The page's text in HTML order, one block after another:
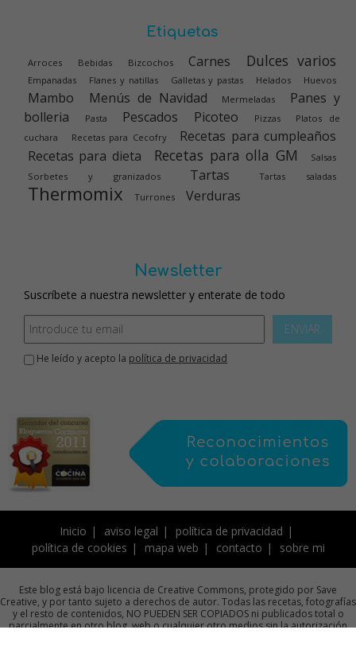
Etiquetas
Arroces Bebidas Bizcochos Carnes Dulces varios
Empanadas Flanes y natillas Galletas y pastas Helados Huevos
Mambo Menús de Navidad Mermeladas
Panes y
bolleria
Pasta Pescados Picoteo Pizzas
Platos de
cuchara
Recetas para Cecofry
Recetas para cumpleaños
Recetas para dieta
Recetas para olla GM
Salsas
Sorbetes y granizados
Tartas Tartas saladas
Thermomix Turrones Verduras
Newsletter
Suscríbete a nuestra newsletter y enterate de todo
ENVIAR
He leído y acepto la política de privacidad
Inicio aviso legal
política de privacidad
política de cookies
mapa web contacto sobre mi
Este blog está bajo licencia de Creative Commons, protegido por Save
Creative, y por tanto sujeto a derechos de autor. Todas las recetas, fotografías
y el resto de contenidos, NO PUEDEN SER COPIADOS ni publicados total o
parcialmente en otro blog, web o cualquier otro medios sin la autorización